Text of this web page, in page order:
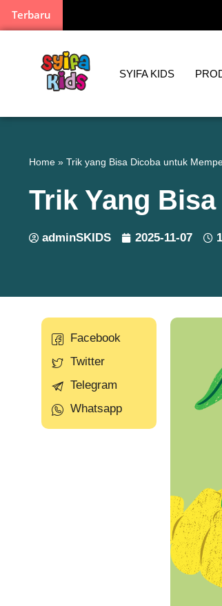
Terbaru
SYIFA KIDS
Home » Trik yang Bisa Dicoba untuk
Trik Yang
adminSKIDS 2025-11-07
Facebook
Twitter
Telegram
Whatsapp